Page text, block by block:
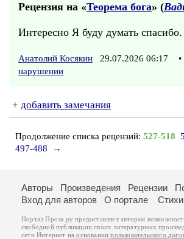
Рецензия на «Теорема бога» (
Интересно Я буду думать спасибо.
Анатолий Косякин 29.07.2026 06:17 •
нарушении
+ добавить замечания
Продолжение списка рецензий: 527-518
497-488
→
Авторы Произведения Рецензии
Вход для авторов
О портале
Портал Проза.ру предоставляет авторам
свободной публикации своих литературных
сети Интернет на основаниипользовательского